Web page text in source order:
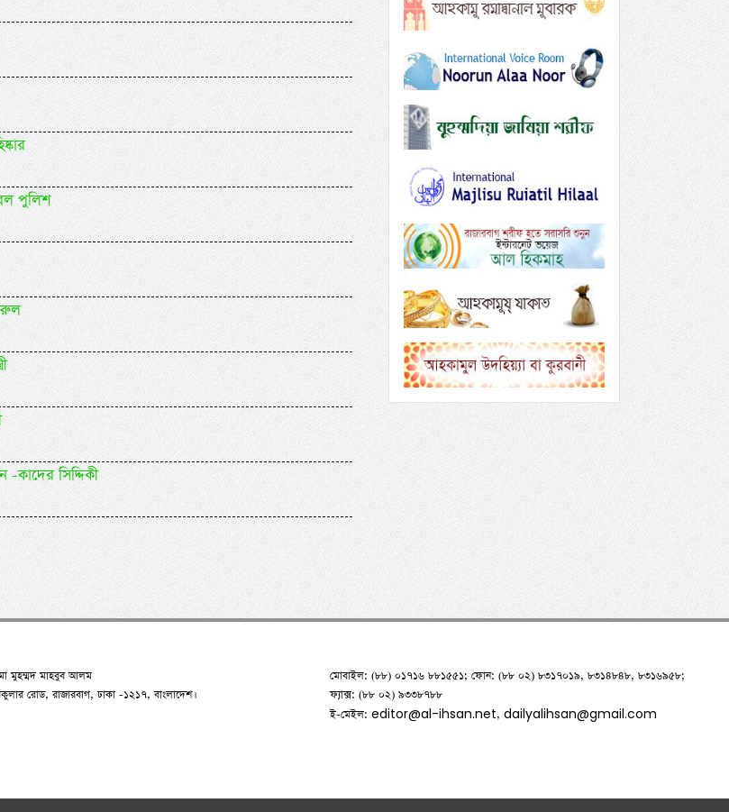
পুলিশ
কাদের সিদ্দিকী
মুহম্মদ মাহবুব আলম
রোড, রাজারবাগ, ঢাকা -১২১৭, বাংলাদেশ।
মোবাইল: (৮৮) ০১৭১৬ ৮৮১৫৫১; ফোন: (৮৮ ০২) ৮৩১৭০১৯, ৮৩১৪৮৪৮, ৮৩১৬৯৫৮;
ফ্যাক্স: (৮৮ ০২) ৯৩৩৮৭৮৮
ই-মেইল: editor@al-ihsan.net, dailyalihsan@gmail.com